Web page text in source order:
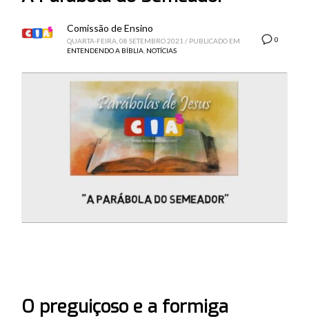
0
Comissão de Ensino
QUARTA-FEIRA, 08 SETEMBRO 2021 / PUBLICADO EM
ENTENDENDO A BÍBLIA, NOTÍCIAS
O preguiçoso e a formiga